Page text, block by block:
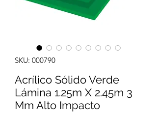
SKU: 000790
Acrílico Sólido Verde
Lámina 1.25m X 2.45m 3
Mm Alto Impacto